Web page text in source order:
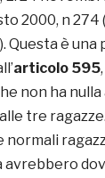
2000, n
Questa è
articolo 595
non ha
tre
avrebbero